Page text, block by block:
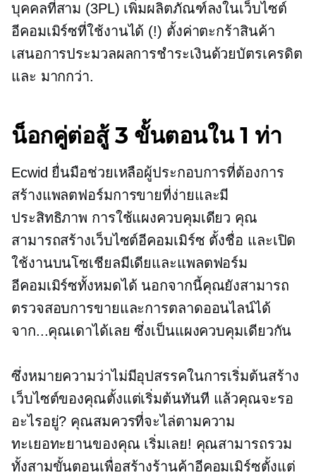
บุคคลที่สาม (3PL) เพิ่มผลิตภัณฑ์ลงในเว็บไซต์
อีคอมเมิร์ซที่ใช้งานได้ (!) ตั้งค่าตะกร้าสินค้า
เสนอการประมวลผลการชำระเงินด้วยบัตรเครดิต
และ มากกว่า.
น็อกคู่ต่อสู้3 ขั้นตอนใน 1 ท่า
Ecwid ยื่นมือช่วยเหลือผู้ประกอบการที่ต้องการ
สร้างแพลตฟอร์มการขายที่ง่ายและมี
ประสิทธิภาพ การใช้แผงควบคุมเดียว คุณ
สามารถสร้างเว็บไซต์อีคอมเมิร์ซ ตั้งชื่อ และเปิด
ใช้งานบนโซเชียลมีเดียและแพลตฟอร์ม
อีคอมเมิร์ซทั้งหมดได้ นอกจากนี้คุณยังสามารถ
ตรวจสอบการขายและการตลาดออนไลน์ได้
จาก...คุณเดาได้เลย ซึ่งเป็นแผงควบคุมเดียวกัน
ซึ่งหมายความว่าไม่มีอุปสรรคในการเริ่มต้นสร้าง
เว็บไซต์ของคุณตั้งแต่เริ่มต้นทันที แล้วคุณจะรอ
อะไรอยู่? คุณสมควรที่จะไล่ตามความ
ทะเยอทะยานของคุณ เริ่มเลย! คุณสามารถรวม
ทั้งสามขั้นตอนเพื่อสร้างร้านค้าอีคอมเมิร์ซตั้งแต่